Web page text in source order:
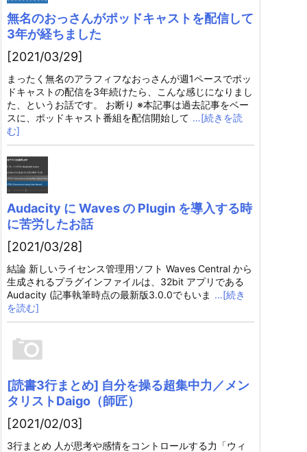
無名のおっさんがポッドキャストを配信して
3年が経ちました
[2021/03/29]
まったく無名のアラフィフなおっさんが週1ペースでポッ
ドキャストの配信を3年続けたら、こんな感じになりまし
た、というお話です。 お断り ※本記事は過去記事をベー
スに、ポッドキャスト番組を配信開始して …[続きを読
む]
Audacity に Waves の Plugin を導入する時
に苦労したお話
[2021/03/28]
結論 新しいライセンス管理用ソフト Waves Central から
生成されるプラグインファイルは、32bit アプリである
Audacity (記事執筆時点の最新版3.0.0でもいま …[続き
を読む]
[読書3行まとめ] 自分を操る超集中力／メン
タリストDaigo（師匠）
[2021/02/03]
3行まとめ 人が思考や感情をコントロールする力「ウィ